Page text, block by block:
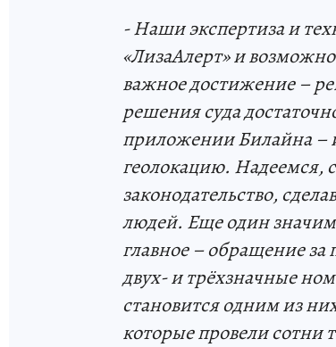
- Наши экспертиза и
«ЛизаАлерт» и
важное достижение –
решения суда
приложении Билайна –
геолокацию. Надеемся,
законодательство,
людей. Еще один
главное – обращение
двух- и трёхзначные
становится одним из
которые провели сотни